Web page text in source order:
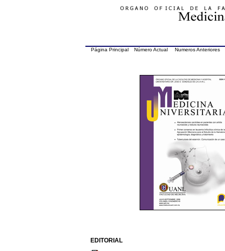
Página Principal Número Actual Numeros Anteriores
EDITORIAL